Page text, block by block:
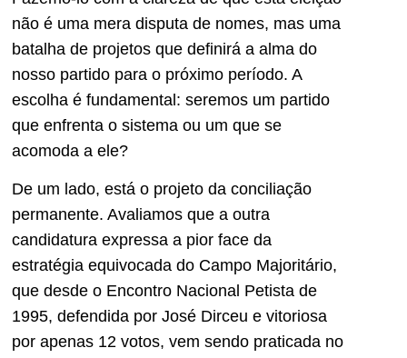
não é uma mera disputa de nomes, mas uma
batalha de projetos que definirá a alma do
nosso partido para o próximo período. A
escolha é fundamental: seremos um partido
que enfrenta o sistema ou um que se
acomoda a ele?
De um lado, está o projeto da conciliação
permanente. Avaliamos que a outra
candidatura expressa a pior face da
estratégia equivocada do Campo Majoritário,
que desde o Encontro Nacional Petista de
1995, defendida por José Dirceu e vitoriosa
por apenas 12 votos, vem sendo praticada no